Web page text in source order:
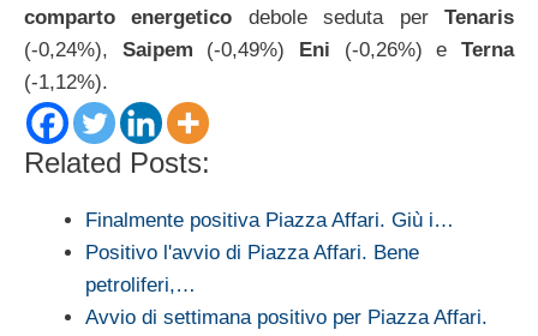
comparto energetico debole seduta perTenaris
(-0,24%), Saipem (-0,49%) Eni (-0,26%) eTerna
(-1,12%).
Related Posts:
Finalmente positiva Piazza Affari. Giù i…
Positivo l'avvio di Piazza Affari. Bene
petroliferi,…
Avvio di settimana positivo per Piazza Affari.